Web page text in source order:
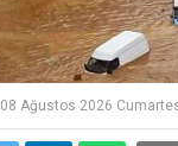
08 Ağustos 2026